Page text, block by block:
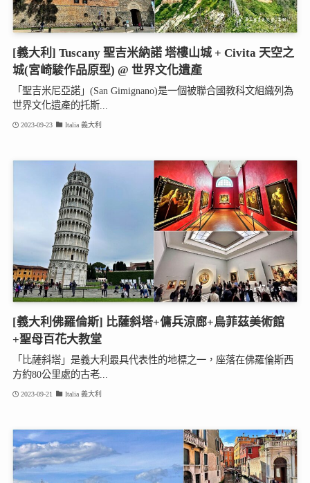
[義大利] Tuscany 聖吉米納諾 塔樓山城 + Civita 天空之
城(宮崎駿作品原型) @ 世界文化遺產
「聖吉米尼亞諾」(San Gimignano)是一個被聯合國教科文組織列為
世界文化遺產的托斯...
2023-09-23 Italia 義大利
[義大利佛羅倫斯] 比薩斜塔+傭兵涼廊+烏菲茲美術館
+聖母百花大教堂
「比薩斜塔」是義大利最具代表性的地標之一，座落在佛羅倫斯西
方約80公里處的古老...
2023-09-21 Italia 義大利